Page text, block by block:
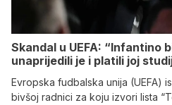
Skandal u UEFA: “Infantino
unaprijedili je i platili joj
Evropska fudbalska unija (UEFA)
bivšoj radnici za koju izvori lista